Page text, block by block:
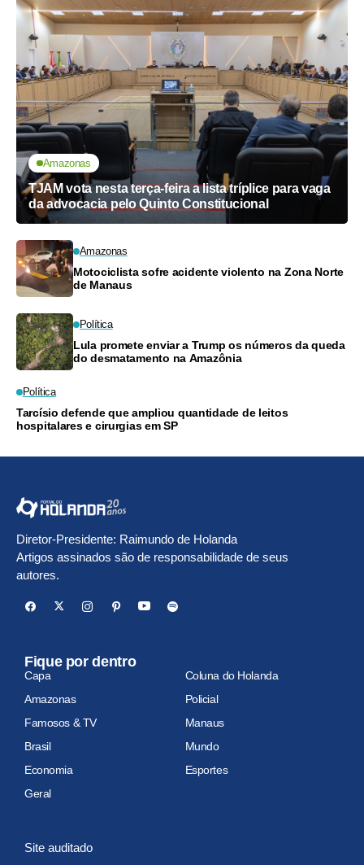
Amazonas
TJAM vota nesta terça-feira a lista tríplice para vaga
da advocacia pelo Quinto Constitucional
Amazonas
Motociclista sofre acidente violento na Zona Norte
de Manaus
Política
Lula promete enviar a Trump os números da queda
do desmatamento na Amazônia
Política
Tarcísio defende que ampliou quantidade de leitos
hospitalares e cirurgias em SP
Diretor-Presidente: Raimundo de Holanda
Artigos assinados são de responsabilidade de seus
autores.
Fique por dentro
Capa
Coluna do Holanda
Amazonas
Policial
Famosos & TV
Manaus
Brasil
Mundo
Economia
Esportes
Geral
Site auditado